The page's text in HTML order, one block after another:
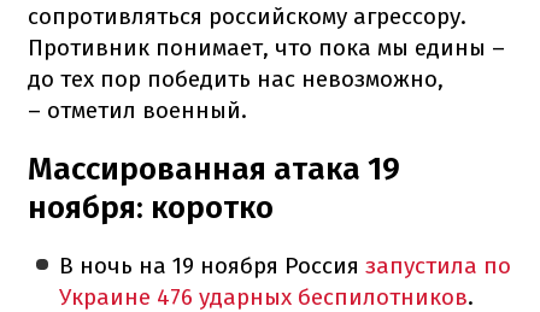
сопротивляться российскому агрессору.
Противник понимает, что пока мы едины –
до тех пор победить нас невозможно,
– отметил военный.
Массированная атака 19
ноября: коротко
В ночь на 19 ноября Россиязапустила по
Украине 476 ударных беспилотников.